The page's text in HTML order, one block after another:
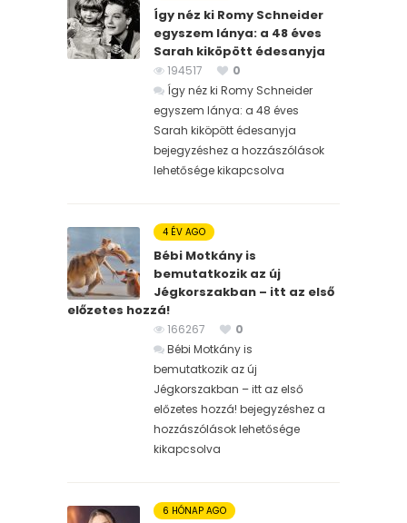
Így néz ki Romy Schneider
egyszem lánya: a 48 éves
Sarah kiköpött édesanyja
194517
0
Így néz ki Romy Schneider
egyszem lánya: a 48 éves
Sarah kiköpött édesanyja
bejegyzéshez a hozzászólások
lehetősége kikapcsolva
4 ÉV AGO
Bébi Motkány is
bemutatkozik az új
Jégkorszakban – itt az első
előzetes hozzá!
166267
0
Bébi Motkány is
bemutatkozik az új
Jégkorszakban – itt az első
előzetes hozzá! bejegyzéshez a
hozzászólások lehetősége
kikapcsolva
6 HÓNAP AGO